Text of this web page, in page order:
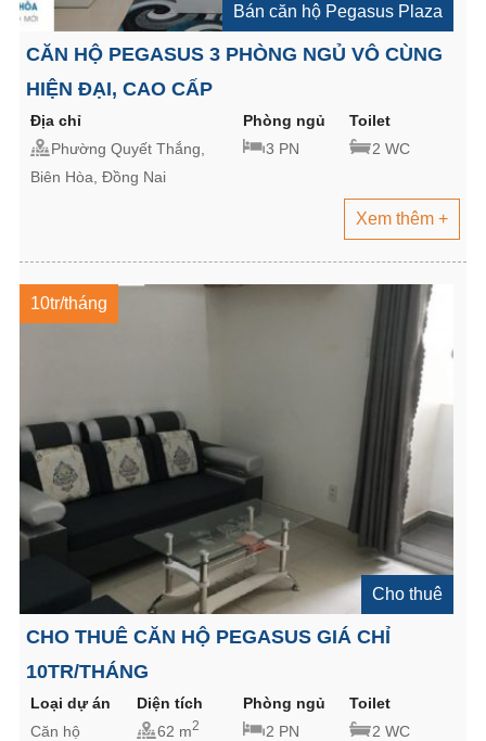
Bán căn hộ Pegasus Plaza
CĂN HỘ PEGASUS 3 PHÒNG NGỦ VÔ CÙNG
HIỆN ĐẠI, CAO CẤP
Địa chỉ Phòng ngủ
Toilet
Phường Quyết Thắng,
Biên Hòa, Đồng Nai
3 PN 2 WC
Xem thêm +
10tr/tháng
Cho thuê
CHO THUÊ CĂN HỘ PEGASUS GIÁ CHỈ
10TR/THÁNG
Loại dự án Diện tích Phòng ngủ
Toilet
Căn hộ
62 m2 2 PN 2 WC